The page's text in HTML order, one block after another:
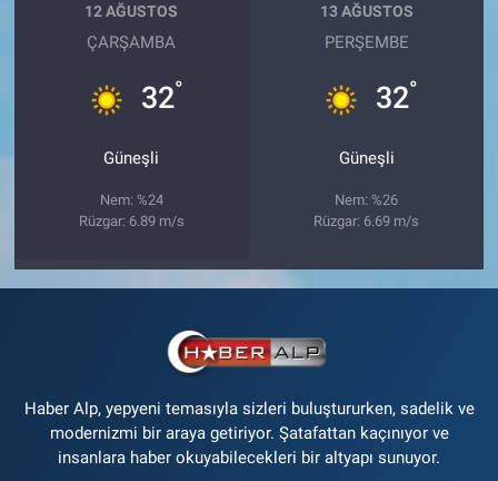
12 AĞUSTOS
ÇARŞAMBA
32°
Güneşli
Nem: %24
Rüzgar: 6.89 m/s
13 AĞUSTOS
PERŞEMBE
32°
Güneşli
Nem: %26
Rüzgar: 6.69 m/s
Haber Alp, yepyeni temasıyla sizleri buluştururken, sadelik ve
modernizmi bir araya getiriyor. Şatafattan kaçınıyor ve
insanlara haber okuyabilecekleri bir altyapı sunuyor.